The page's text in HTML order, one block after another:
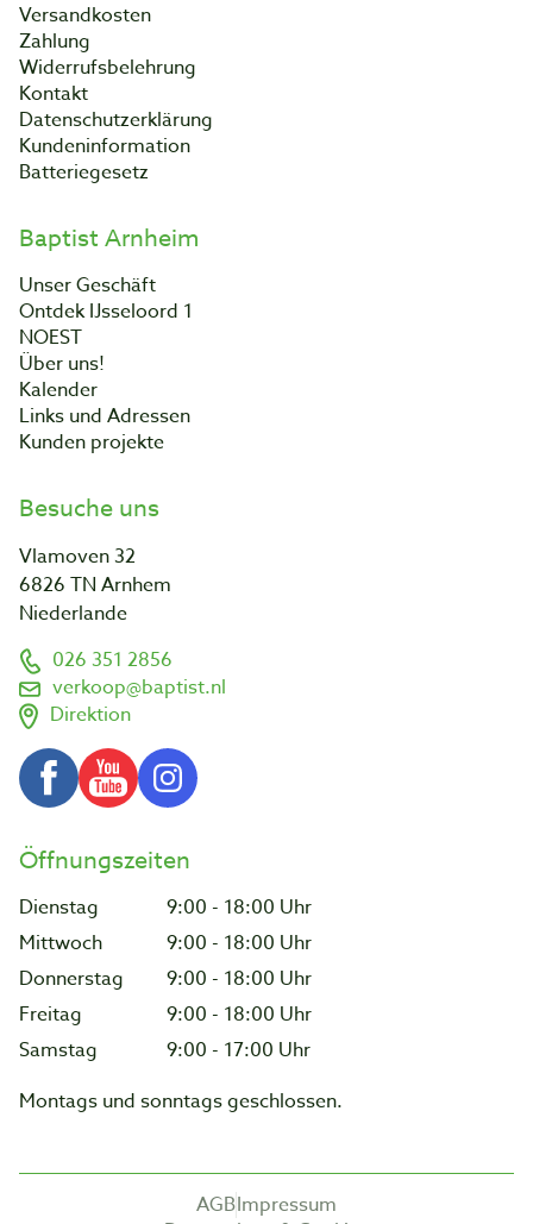
Versandkosten
Zahlung
Widerrufsbelehrung
Kontakt
Datenschutzerklärung
Kundeninformation
Batteriegesetz
Baptist Arnheim
Unser Geschäft
Ontdek IJsseloord 1
NOEST
Über uns!
Kalender
Links und Adressen
Kunden projekte
Besuche uns
Vlamoven 32
6826 TN Arnhem
Niederlande
026 351 2856
verkoop@baptist.nl
Direktion
Öffnungszeiten
Dienstag
9:00 - 18:00 Uhr
Mittwoch
9:00 - 18:00 Uhr
Donnerstag
9:00 - 18:00 Uhr
Freitag
9:00 - 18:00 Uhr
Samstag
9:00 - 17:00 Uhr
Montags und sonntags geschlossen.
AGBImpressum